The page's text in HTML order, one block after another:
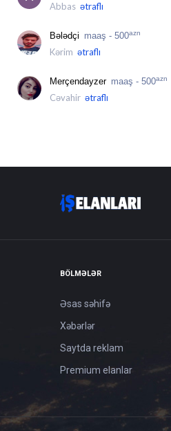
Abbas ətraflı
Bələdçi maaş - 500azn
Kərim ətraflı
Merçendayzer maaş - 500azn
Cəvahir ətraflı
BÖLMƏLƏR
Əsas səhifə
Xəbərlər
Saytda reklam
Premium elanlar